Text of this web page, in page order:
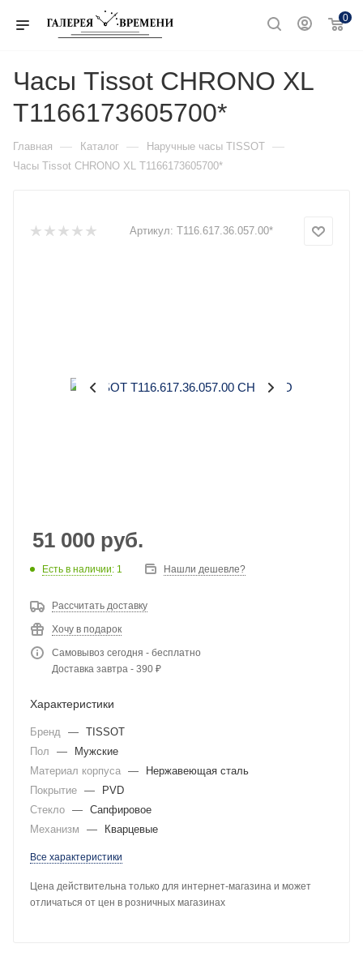
0
Часы Тissot CHRONO XL
T1166173605700*
Главная — Каталог — Наручные часы TISSOT —
Часы Тissot CHRONO XL T1166173605700*
Артикул: T116.617.36.057.00*
51 000 руб.
Есть в наличии: 1 Нашли дешевле?
Рассчитать доставку
Хочу в подарок
Самовывоз сегодня - бесплатно
Доставка завтра - 390 ₽
Характеристики
Бренд — TISSOT
Пол
—
Мужские
Материал корпуса —
Нержавеющая сталь
Покрытие —
PVD
Стекло — Сапфировое
Механизм
— Кварцевые
Все характеристики
Цена действительна только для интернет-магазина и может
отличаться от цен в розничных магазинах